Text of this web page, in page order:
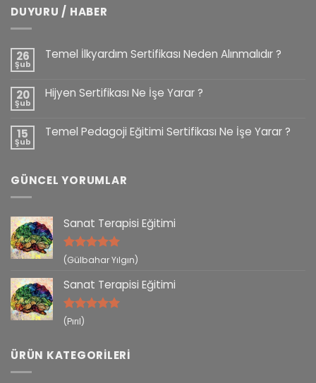
DUYURU / HABER
26
Şub
Temel İlkyardım Sertifikası Neden Alınmalıdır ?
20
Şub
Hijyen Sertifikası Ne İşe Yarar ?
15
Şub
Temel Pedagoji Eğitimi Sertifikası Ne İşe Yarar ?
GÜNCEL YORUMLAR
Sanat Terapisi Eğitimi
5 üzerinden
(Gülbahar Yılgın)
Sanat Terapisi Eğitimi
5 üzerinden
(Pırıl)
ÜRÜN KATEGORILERI